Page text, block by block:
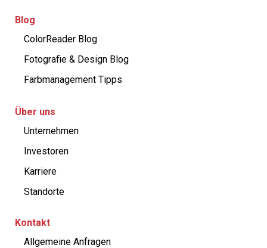
Blog
ColorReader Blog
Fotografie & Design Blog
Farbmanagement Tipps
Über uns
Unternehmen
Investoren
Karriere
Standorte
Kontakt
Allgemeine Anfragen